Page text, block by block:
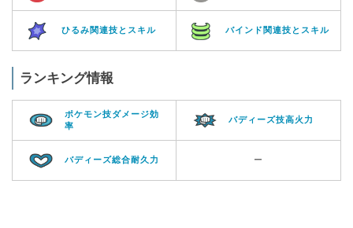
ひるみ関連技とスキル バインド関連技とスキル
ランキング情報
ポケモン技ダメージ効
率
バディーズ技高火力
バディーズ総合耐久力 ー